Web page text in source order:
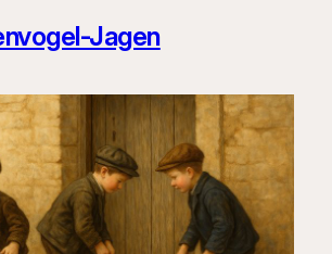
Jagen